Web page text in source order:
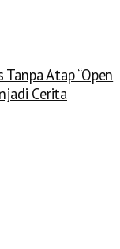
Atap “Open
Cerita